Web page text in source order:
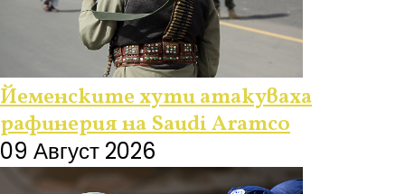
Йеменските хути атакуваха
рафинерия на Saudi Aramco
09 Август 2026